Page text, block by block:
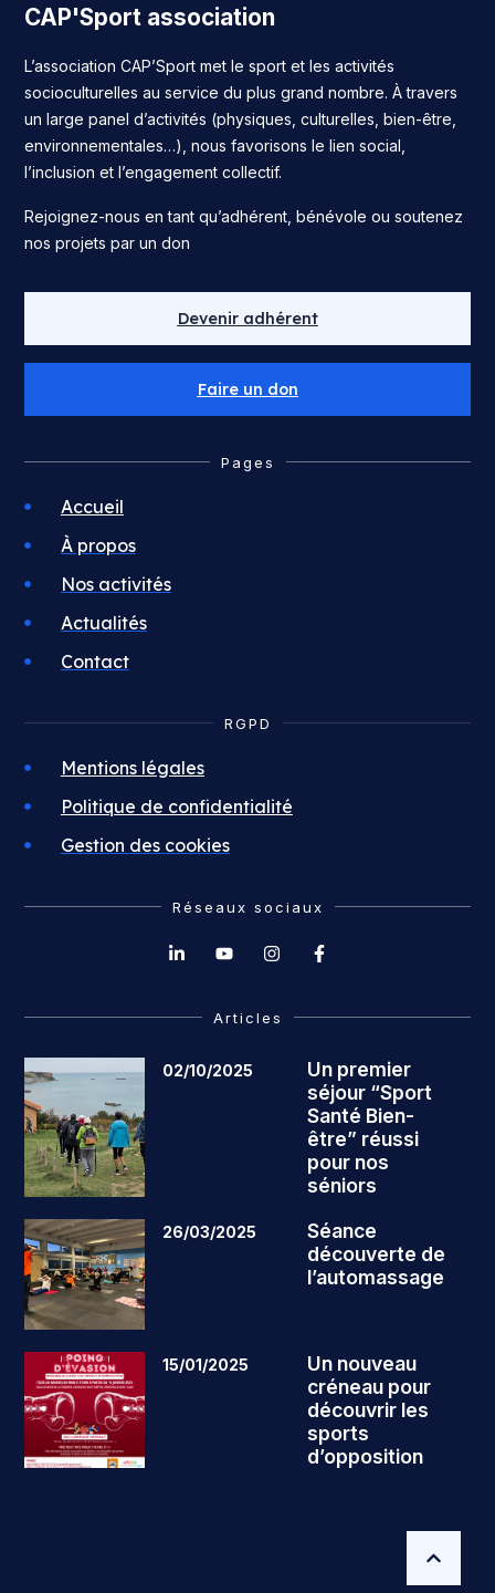
CAP'Sport association
L’association CAP’Sport met le sport et les activités
socioculturelles au service du plus grand nombre. À travers
un large panel d’activités (physiques, culturelles, bien-être,
environnementales…), nous favorisons le lien social,
l’inclusion et l’engagement collectif.
Rejoignez-nous en tant qu’adhérent, bénévole ou soutenez
nos projets par un don
Devenir adhérent
Faire un don
Pages
Accueil
À propos
Nos activités
Actualités
Contact
RGPD
Mentions légales
Politique de confidentialité
Gestion des cookies
Réseaux sociaux
Articles
02/10/2025
Un premier
séjour “Sport
Santé Bien-
être” réussi
pour nos
séniors
26/03/2025
Séance
découverte de
l’automassage
15/01/2025
Un nouveau
créneau pour
découvrir les
sports
d’opposition